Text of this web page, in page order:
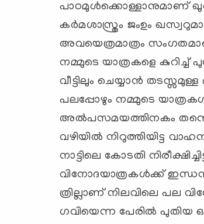
പാഠമുള്‍ക്കൊള്ളാനുമാണ്
കര്‍മശാസ്ത്രം ജംഉം
അവയെത്രമാത്രം
നമ്മുടെ യാത്രകളെ കുറിച്ച്
വീട്ടിലും ചെയ്യാന്‍
പലപ്പോഴും നമ്മുടെ
അല്‍പസമയത്തിനകം തന്നെ
വഴിയില്‍ നിറുത്തിയിട്ട
നാട്ടിലെ കോടതി
വിനോദയാത്രകള്‍ക്ക്
ത്രില്ലാണ് നിലവിലെ പല
ഗവിയെന്ന പേരില്‍ പുതിയ